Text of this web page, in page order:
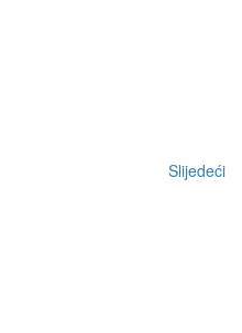
Slijedeći